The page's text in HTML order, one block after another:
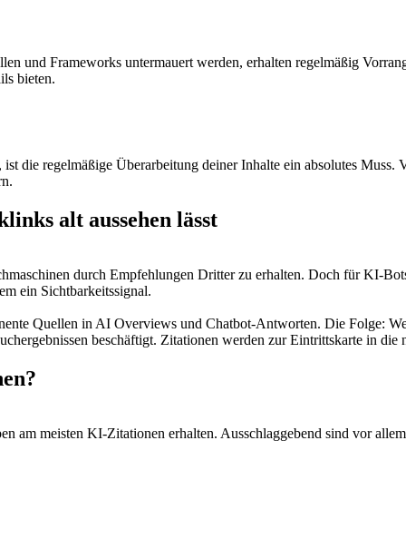
und Frameworks untermauert werden, erhalten regelmäßig
bieten.
die regelmäßige Überarbeitung deiner Inhalte ein absolutes Muss.
alt aussehen lässt
durch Empfehlungen Dritter zu erhalten. Doch für KI-
ein Sichtbarkeitssignal.
Quellen in AI Overviews und Chatbot-Antworten. Die Folge:
beschäftigt. Zitationen werden zur Eintrittskarte in die
am meisten KI-Zitationen erhalten. Ausschlaggebend sind vor